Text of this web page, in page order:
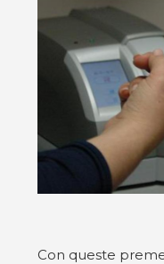
Con queste